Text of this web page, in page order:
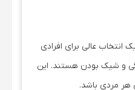
عالی برای افرادی
و شیک بودن هستند. این
هر مردی باشد.